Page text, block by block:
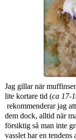
Jag gillar när
lite kortare tid (ca 17-
rekommenderar jag
dem dock, alltid när
försiktig så man inte
vasslet har en